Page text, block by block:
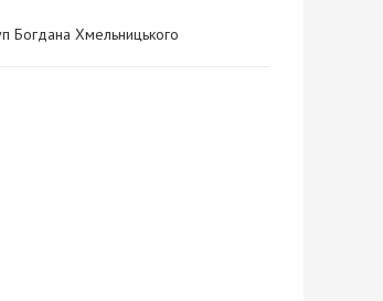
Богдана Хмельницького